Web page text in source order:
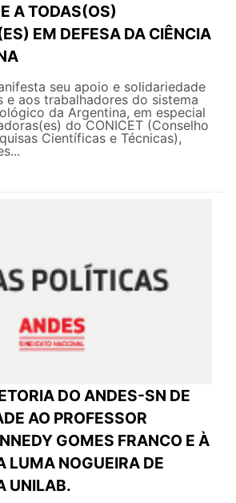
A TODAS(OS)
EM DEFESA DA CIÊNCIA
seu apoio e solidariedade
e aos trabalhadores do sistema
da Argentina, em especial
do CONICET (Conselho
Científicas e Técnicas),
DO ANDES-SN DE
AO PROFESSOR
GOMES FRANCO E À
LUMA NOGUEIRA DE
UNILAB.